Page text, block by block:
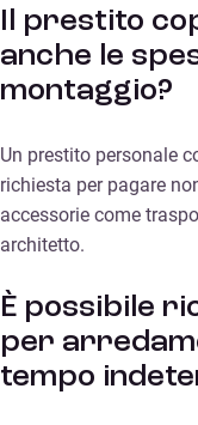
Il prestito
anche le
montaggio?
Un prestito personale
richiesta per pagare
accessorie come
architetto.
È possibile
per
tempo